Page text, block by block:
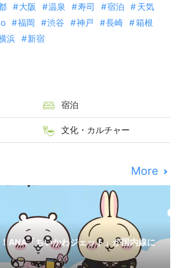
大阪 温泉 寿司 宿泊
天気
福岡 渋谷 神戸 長崎
箱根
浜 新宿
宿泊
文化・カルチャー
More
ANA「ちいかわジェット」が国内線に